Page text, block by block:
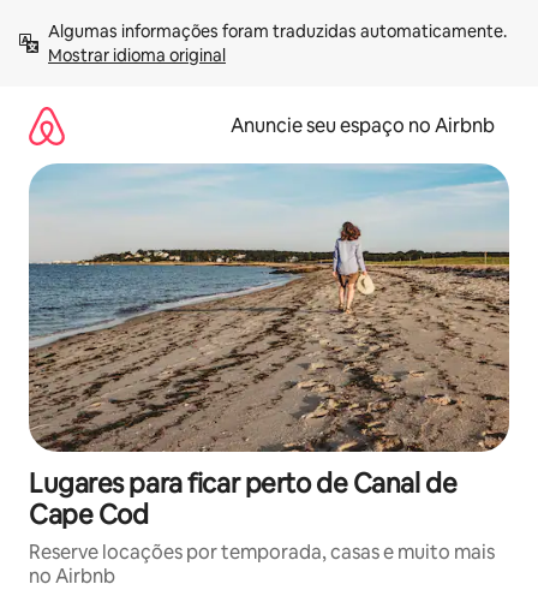
para
Mostrar idioma original
Anuncie seu espaço no Airbnb
Lugares para ficar perto de Canal de
Cape Cod
Reserve locações por temporada, casas e muito mais
no Airbnb